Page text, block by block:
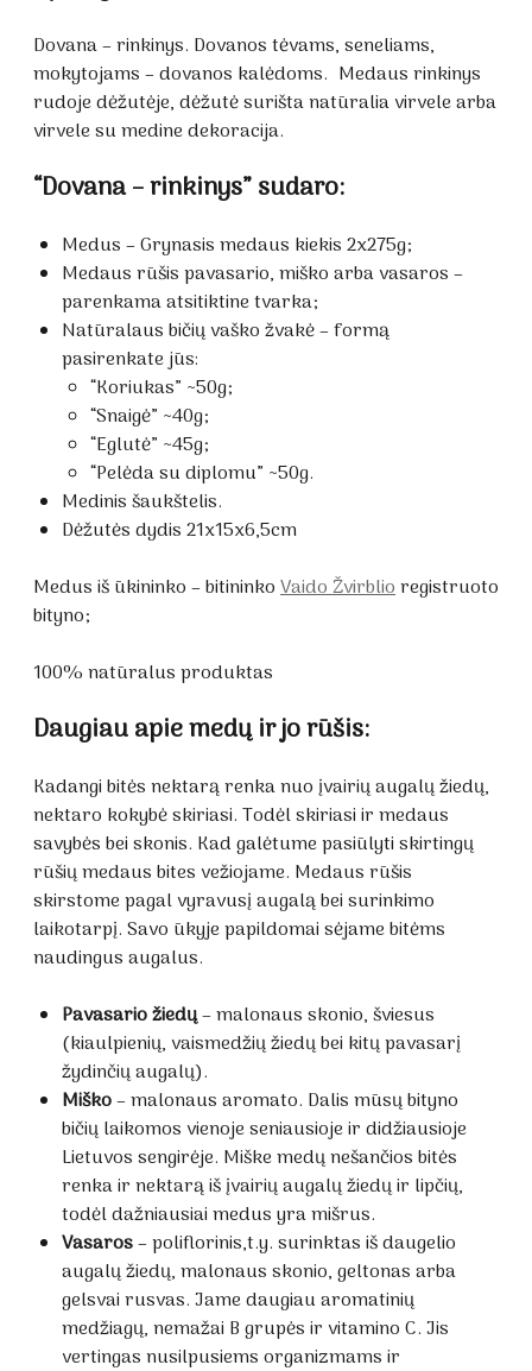
Dovana – rinkinys. Dovanos tėvams, seneliams,
mokytojams – dovanos kalėdoms. Medaus rinkinys
rudoje dėžutėje, dėžutė surišta natūralia virvele arba
virvele su medine dekoracija.
“Dovana – rinkinys” sudaro:
Medus – Grynasis medaus kiekis 2x275g;
Medaus rūšis pavasario, miško arba vasaros –
parenkama atsitiktine tvarka;
Natūralaus bičių vaško žvakė – formą
pasirenkate jūs:
“Koriukas” ~50g;
“Snaigė” ~40g;
“Eglutė” ~45g;
“Pelėda su diplomu” ~50g.
Medinis šaukštelis.
Dėžutės dydis 21x15x6,5cm
Medus iš ūkininko – bitininkoVaido Žvirblioregistruoto
bityno;
100% natūralus produktas
Daugiau apie medų ir jo rūšis:
Kadangi bitės nektarą renka nuo įvairių augalų žiedų,
nektaro kokybė skiriasi. Todėl skiriasi ir medaus
savybės bei skonis. Kad galėtume pasiūlyti skirtingų
rūšių medaus bites vežiojame. Medaus rūšis
skirstome pagal vyravusį augalą bei surinkimo
laikotarpį. Savo ūkyje papildomai sėjame bitėms
naudingus augalus.
Pavasario žiedų– malonaus skonio, šviesus
(kiaulpienių, vaismedžių žiedų bei kitų pavasarį
žydinčių augalų).
Miško– malonaus aromato. Dalis mūsų bityno
bičių laikomos vienoje seniausioje ir didžiausioje
Lietuvos sengirėje. Miške medų nešančios bitės
renka ir nektarą iš įvairių augalų žiedų ir lipčių,
todėl dažniausiai medus yra mišrus.
Vasaros– poliflorinis,t.y. surinktas iš daugelio
augalų žiedų, malonaus skonio, geltonas arba
gelsvai rusvas. Jame daugiau aromatinių
medžiagų, nemažai B grupės ir vitamino C. Jis
vertingas nusilpusiems organizmams ir